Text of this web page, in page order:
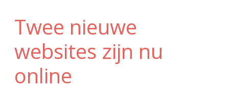
Twee nieuwe
websites zijn nu
online